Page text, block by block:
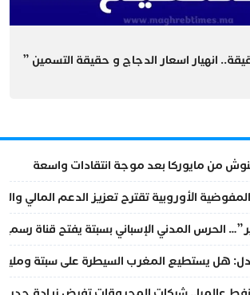
انهيار اسعار الدجاج و حقيقة التسمين ”
من مايوركا بعد موجة انتقادات واسعة
الأوروبية تقترح تعزيز الدعم المالي
الحرس المدني الإسباني بسبتة يفتح قناة
الجدل: هل يستطيع المغرب السيطرة على سبتة